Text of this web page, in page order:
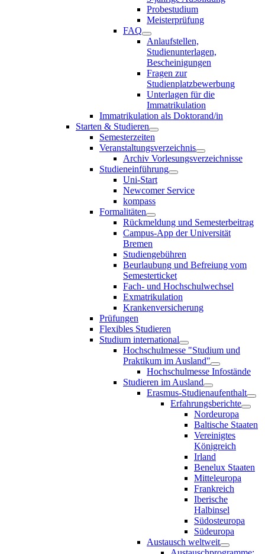
Probestudium
Meisterprüfung
FAQ
Anlaufstellen,
Studienunterlagen,
Bescheinigungen
Fragen zur
Studienplatzbewerbung
Unterlagen für die
Immatrikulation
Immatrikulation als Doktorand/in
Starten & Studieren
Semesterzeiten
Veranstaltungsverzeichnis
Archiv Vorlesungsverzeichnisse
Studieneinführung
Uni-Start
Newcomer Service
kompass
Formalitäten
Rückmeldung und Semesterbeitrag
Campus-App der Universität
Bremen
Studiengebühren
Beurlaubung und Befreiung vom
Semesterticket
Fach- und Hochschulwechsel
Exmatrikulation
Krankenversicherung
Prüfungen
Flexibles Studieren
Studium international
Hochschulmesse "Studium und
Praktikum im Ausland"
Hochschulmesse Infostände
Studieren im Ausland
Erasmus-Studienaufenthalt
Erfahrungsberichte
Nordeuropa
Baltische Staaten
Vereinigtes
Königreich
Irland
Benelux Staaten
Mitteleuropa
Frankreich
Iberische
Halbinsel
Südosteuropa
Südeuropa
Austausch weltweit